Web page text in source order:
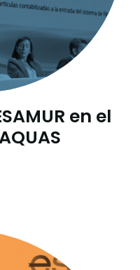
en el